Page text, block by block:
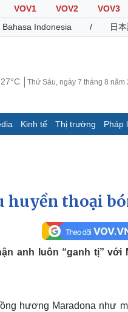
VOV1 VOV2 VOV3
Bahasa Indonesia / 日
27°C Thứ Sáu, ngày 7 tháng 8 năm
Kinh tế Thị trường Pháp
Thể thao
eSports
huyền thoại
anh luôn “ganh tị” với
hương Maradona như